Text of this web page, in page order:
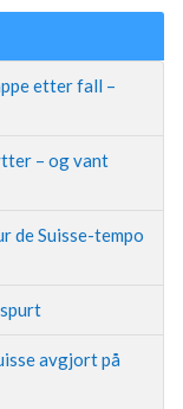
etter fall –
– og vant
de Suisse-tempo
avgjort på